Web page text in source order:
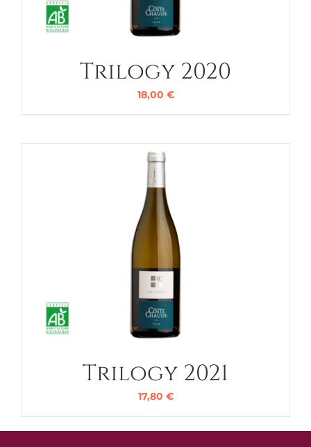
Trilogy 2020
18,00 €
Trilogy 2021
17,80 €